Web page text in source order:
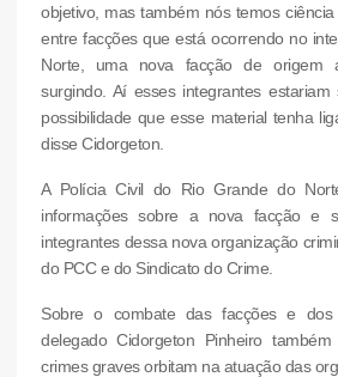
objetivo, mas também nós temos
entre facções que está ocorrendo no
Norte, uma nova facção de origem
surgindo. Aí esses integrantes
possibilidade que esse material tenha
disse Cidorgeton.
A Polícia Civil do Rio Grande do
informações sobre a nova facção e
integrantes dessa nova organização
do PCC e do Sindicato do Crime.
Sobre o combate das facções e dos
delegado Cidorgeton Pinheiro
crimes graves orbitam na atuação das